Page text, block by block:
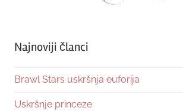
Najnoviji članci
Brawl Stars uskršnja euforija
Uskršnje princeze